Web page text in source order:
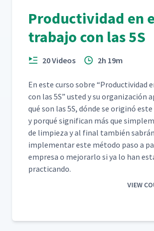
Productividad en
trabajo con las 5S
20 Videos 2h 19m
En este cur­so sobre “Pro­duc­tivi­dad
con las 5S” ust­ed y su orga­ni­zación
qué son las 5S, dónde se orig­inó
y porqué sig­nif­i­can más que
de limpieza y al final tam­bién
imple­men­tar este méto­do paso a
empre­sa o mejo­rar­lo si ya lo han
practicando.
VIEW